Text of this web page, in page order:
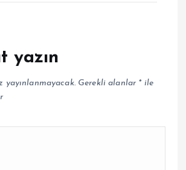
yazın
yayınlanmayacak. Gerekli alanlar *ile